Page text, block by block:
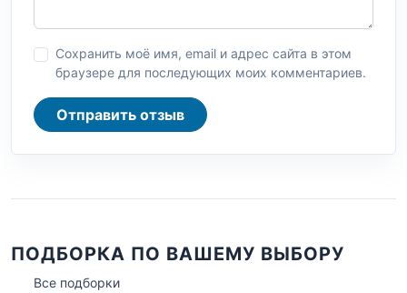
Сохранить моё имя, email и адрес сайта в этом
браузере для последующих моих комментариев.
Отправить отзыв
ПОДБОРКА ПО ВАШЕМУ ВЫБОРУ
Все подборки